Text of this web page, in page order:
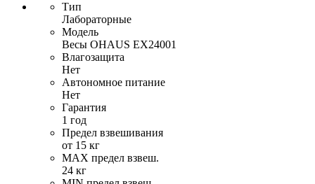
Тип
Лабораторные
Модель
Весы OHAUS EX24001
Влагозащита
Нет
Автономное питание
Нет
Гарантия
1 год
Предел взвешивания
от 15 кг
MAX предел взвеш.
24 кг